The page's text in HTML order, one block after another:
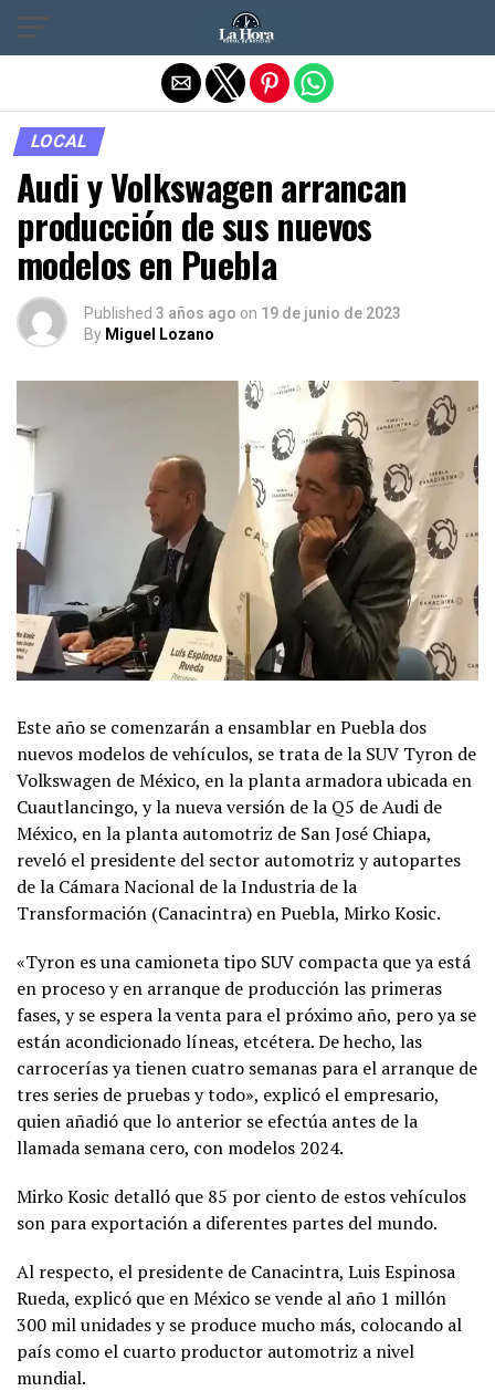
LOCAL
Audi y Volkswagen arrancan
producción de sus nuevos
modelos en Puebla
Published 3 años ago on 19 de junio de 2023
By Miguel Lozano
Este año se comenzarán a ensamblar en Puebla dos
nuevos modelos de vehículos, se trata de la SUV Tyron de
Volkswagen de México, en la planta armadora ubicada en
Cuautlancingo, y la nueva versión de la Q5 de Audi de
México, en la planta automotriz de San José Chiapa,
reveló el presidente del sector automotriz y autopartes
de la Cámara Nacional de la Industria de la
Transformación (Canacintra) en Puebla, Mirko Kosic.
«Tyron es una camioneta tipo SUV compacta que ya está
en proceso y en arranque de producción las primeras
fases, y se espera la venta para el próximo año, pero ya se
están acondicionado líneas, etcétera. De hecho, las
carrocerías ya tienen cuatro semanas para el arranque de
tres series de pruebas y todo», explicó el empresario,
quien añadió que lo anterior se efectúa antes de la
llamada semana cero, con modelos 2024.
Mirko Kosic detalló que 85 por ciento de estos vehículos
son para exportación a diferentes partes del mundo.
Al respecto, el presidente de Canacintra, Luis Espinosa
Rueda, explicó que en México se vende al año 1 millón
300 mil unidades y se produce mucho más, colocando al
país como el cuarto productor automotriz a nivel
mundial.
Salir de la versión móvil